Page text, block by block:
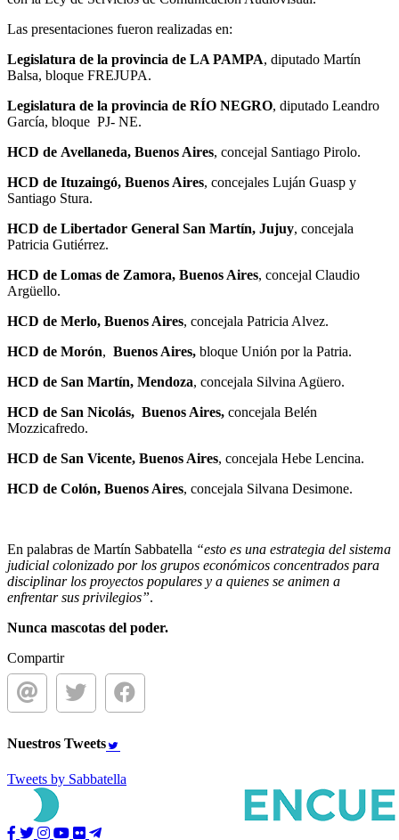
Las presentaciones fueron realizadas en:
Legislatura de la provincia de LA PAMPA, diputado Martín
Balsa, bloque FREJUPA.
Legislatura de la provincia de RÍO NEGRO, diputado Leandro
García, bloque PJ- NE.
HCD de Avellaneda, Buenos Aires, concejal Santiago Pirolo.
HCD de Ituzaingó, Buenos Aires, concejales Luján Guasp y
Santiago Stura.
HCD de Libertador General San Martín, Jujuy, concejala
Patricia Gutiérrez.
HCD de Lomas de Zamora, Buenos Aires, concejal Claudio
Argüello.
HCD de Merlo, Buenos Aires, concejala Patricia Alvez.
HCD de Morón, Buenos Aires, bloque Unión por la Patria.
HCD de San Martín, Mendoza, concejala Silvina Agüero.
HCD de San Nicolás, Buenos Aires, concejala Belén
Mozzicafredo.
HCD de San Vicente, Buenos Aires, concejala Hebe Lencina.
HCD de Colón, Buenos Aires, concejala Silvana Desimone.
En palabras de Martín Sabbatella “esto es una estrategia del sistema
judicial colonizado por los grupos económicos concentrados para
disciplinar los proyectos populares y a quienes se animen a
enfrentar sus privilegios”.
Nunca mascotas del poder.
Compartir
Nuestros Tweets
Tweets by Sabbatella